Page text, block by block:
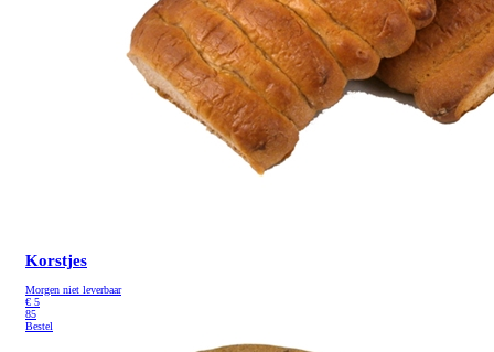
Korstjes
Morgen niet leverbaar
€ 5
85
Bestel